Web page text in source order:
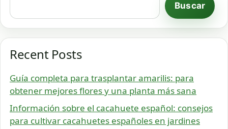
Buscar
Recent Posts
Guía completa para trasplantar amarilis: para
obtener mejores flores y una planta más sana
Información sobre el cacahuete español: consejos
para cultivar cacahuetes españoles en jardines